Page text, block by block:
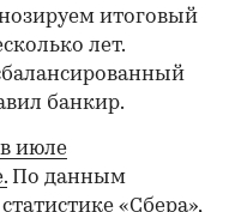
итоговый
лет.
банкир.
июле
По данным
«Сбера»,